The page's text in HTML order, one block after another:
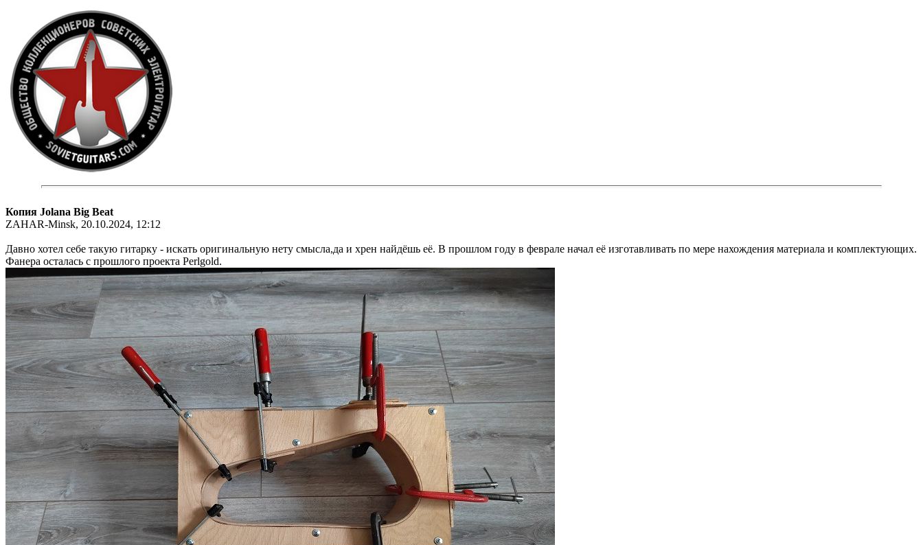
Копия Jolana Big Beat
ZAHAR-Minsk, 20.10.2024, 12:12
Давно хотел себе такую гитарку - искать оригинальную нету смысла,да и хрен найдёшь её. В прошлом году в феврале начал её изготавливать по мере нахождения материала и комплектующих.
Фанера осталась с прошлого проекта Perlgold.